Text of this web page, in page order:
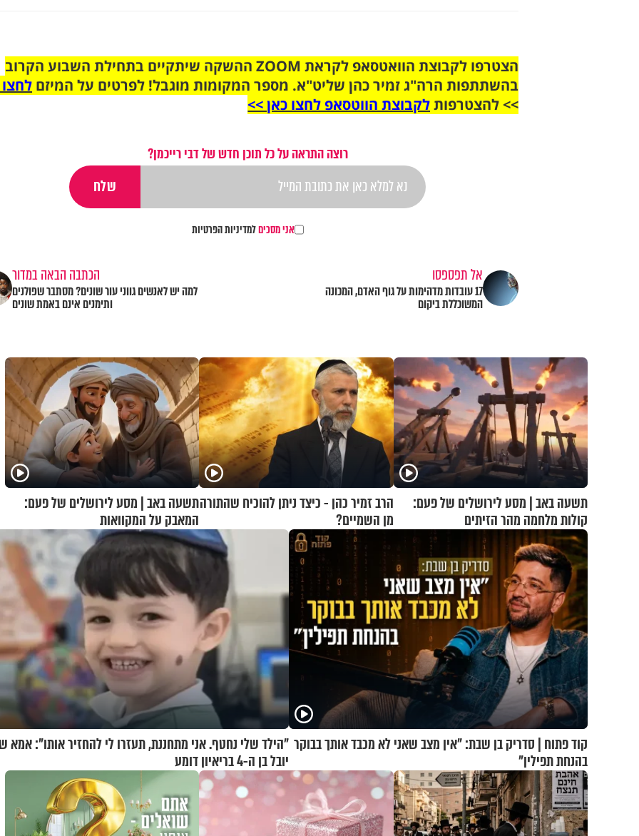
הצטרפו לקבוצת הוואטסאפ לקראת ZOOM ההשקה שיתקיים בתחילת השבוע הקרוב
בהשתתפות הרה"ג זמיר כהן שליט"א. מספר המקומות מוגבל! לפרטים על המיזם
>> להצטרפותלקבוצת הווטסאפ לחצו כאן >>
רוצה התראה על כל תוכן חדש של דבי רייכמן?
אני מסכיםלמדיניות הפרטיות
אל תפספסו
17 עובדות מדהימות על גוף האדם, המכונה
המשוכללת ביקום
הכתבה הבאה במדור
למה יש לאנשים גווני עור שונים? מסתבר שפולנים
ותימנים אינם באמת שונים
תשעה באב | מסע לירושלים של פעם:
קולות מלחמה מהר הזיתים
הרב זמיר כהן - כיצד ניתן להוכיח שהתורה
מן השמיים?
תשעה באב | מסע לירושלים של פעם:
המאבק על המקוואות
קוד פתוח | סדריק בן שבת: "אין מצב שאני לא מכבד אותך בבוקר
בהנחת תפילין"
"הילד שלי נחטף. אני מתחננת, תעזרו לי להחזיר אותו": אמא
יובל בן ה-4 בריאיון דומע